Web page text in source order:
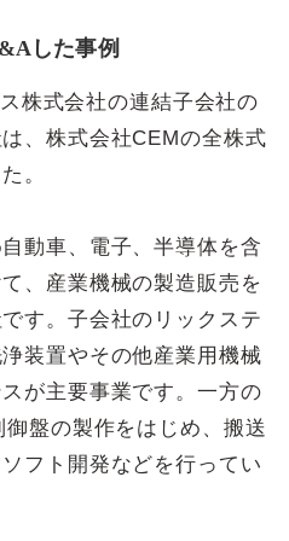
した事例
株式会社の連結子会社の
、株式会社CEMの全株式
。
動車、電子、半導体を含
、産業機械の製造販売を
す。子会社のリックステ
装置やその他産業用機械
が主要事業です。一方の
盤の製作をはじめ、搬送
フト開発などを行ってい